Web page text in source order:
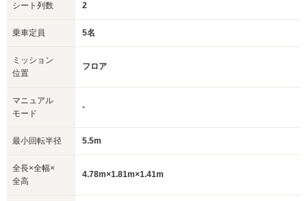
シート列数 2
乗車定員 5名
ミッション
位置
フロア
マニュアル
モード
-
最小回転半径 5.5m
全長×全幅×
全高
4.78m×1.81m×1.41m